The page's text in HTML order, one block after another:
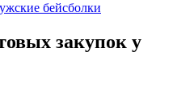
бейсболки
закупок у